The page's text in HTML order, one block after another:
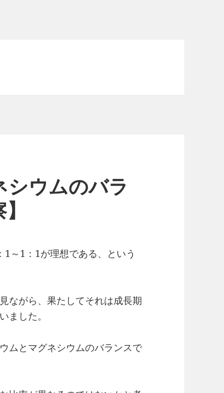
ウムのバラ
～1：1が理想である、という
ながら、果たしてそれは成長期
ました。
ムとマグネシウムのバランスで